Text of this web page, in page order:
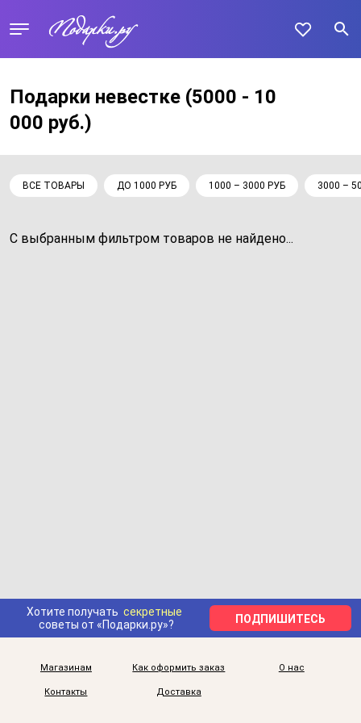
Подарки невестке (5000 - 10
000 руб.)
ВСЕ ТОВАРЫ ДО 1000 РУБ 1000 – 3000 РУБ 3000 –
С выбранным фильтром товаров не найдено...
Хотите получать секретные
советы от «Подарки.ру»?
ПОДПИШИТЕСЬ
Магазинам Как оформить заказ О нас
Контакты Доставка